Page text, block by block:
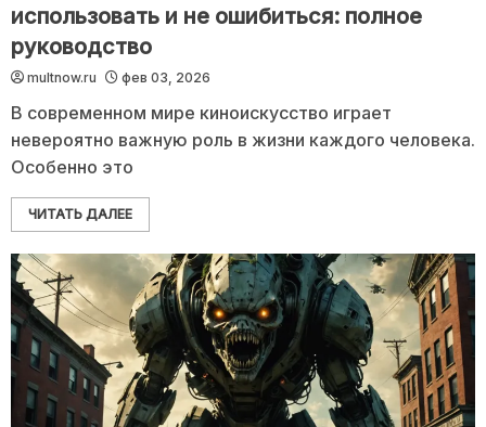
использовать и не ошибиться: полное
руководство
multnow.ru фев 03, 2026
В современном мире киноискусство играет
невероятно важную роль в жизни каждого человека.
Особенно это
ЧИТАТЬ ДАЛЕЕ